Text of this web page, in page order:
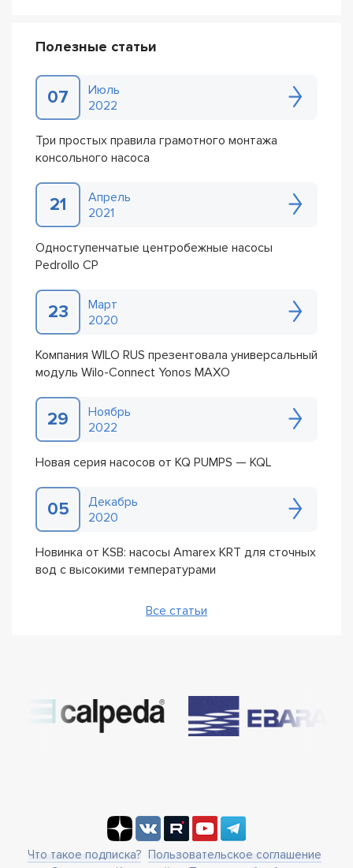
Полезные статьи
07
Июль
2022
Три простых правила грамотного монтажа
консольного насоса
21
Апрель
2021
Одноступенчатые центробежные насосы
Pedrollo CP
23
Март
2020
Компания WILO RUS презентовала универсальный
модуль Wilo-Connect Yonos MAXO
29
Ноябрь
2022
Новая серия насосов от KQ PUMPS — KQL
05
Декабрь
2020
Новинка от KSB: насосы Amarex KRT для сточных
вод с высокими температурами
Все статьи
Что такое подписка? Пользовательское соглашение